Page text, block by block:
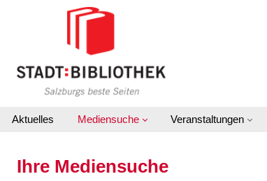
Zur Detailanzeige springen
Aktuelles Mediensuche Veranstaltungen
Ihre Mediensuche